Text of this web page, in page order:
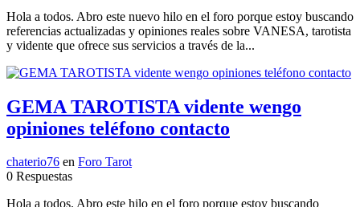
Hola a todos. Abro este nuevo hilo en el foro porque estoy buscando
referencias actualizadas y opiniones reales sobre VANESA, tarotista
y vidente que ofrece sus servicios a través de la...
GEMA TAROTISTA vidente wengo
opiniones teléfono contacto
chaterio76 en Foro Tarot
0 Respuestas
Hola a todos. Abro este hilo en el foro porque estoy buscando